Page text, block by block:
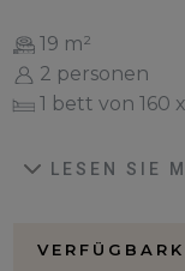
19 m²
2 personen
1 bett von 160
LESEN SIE